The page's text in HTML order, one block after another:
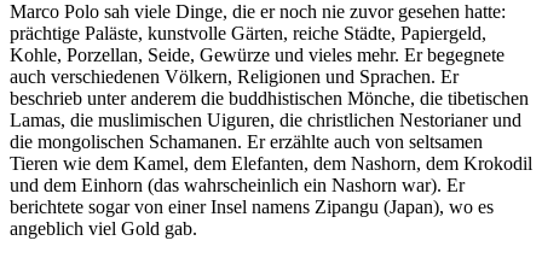
Marco Polo sah viele Dinge, die er noch nie zuvor gesehen hatte:
prächtige Paläste, kunstvolle Gärten, reiche Städte, Papiergeld,
Kohle, Porzellan, Seide, Gewürze und vieles mehr. Er begegnete
auch verschiedenen Völkern, Religionen und Sprachen. Er
beschrieb unter anderem die buddhistischen Mönche, die tibetischen
Lamas, die muslimischen Uiguren, die christlichen Nestorianer und
die mongolischen Schamanen. Er erzählte auch von seltsamen
Tieren wie dem Kamel, dem Elefanten, dem Nashorn, dem Krokodil
und dem Einhorn (das wahrscheinlich ein Nashorn war). Er
berichtete sogar von einer Insel namens Zipangu (Japan), wo es
angeblich viel Gold gab.